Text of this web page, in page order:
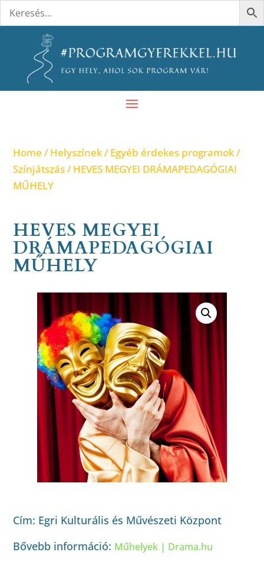
Home /Helyszínek/Egyéb érdekes programok/
Színjátszás/ HEVES MEGYEI DRÁMAPEDAGÓGIAI
MŰHELY
HEVES MEGYEI
DRÁMAPEDAGÓGIAI
MŰHELY
Cím: Egri Kulturális és Művészeti Központ
Bővebb információ: Műhelyek | Drama.hu